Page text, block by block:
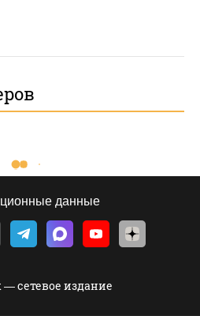
данные
— сетевое издание